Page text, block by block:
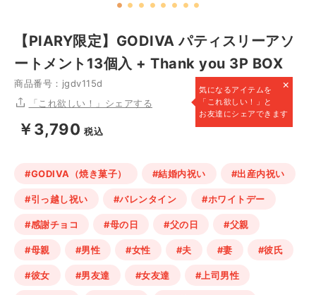
【PIARY限定】GODIVA パティスリーアソ
ートメント13個入 + Thank you 3P BOX
商品番号：jgdv115d ×
気になるアイテムを
「これ欲しい！」と
お友達にシェアできます
「これ欲しい！」シェアする
￥3,790 税込
#GODIVA（焼き菓子） #結婚内祝い #出産内祝い
#引っ越し祝い #バレンタイン #ホワイトデー
#感謝チョコ #母の日 #父の日 #父親
#母親 #男性 #女性 #夫 #妻 #彼氏
#彼女 #男友達 #女友達 #上司男性